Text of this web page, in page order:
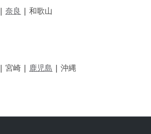
|奈良 |和歌山
|宮崎 | 鹿児島 |沖縄